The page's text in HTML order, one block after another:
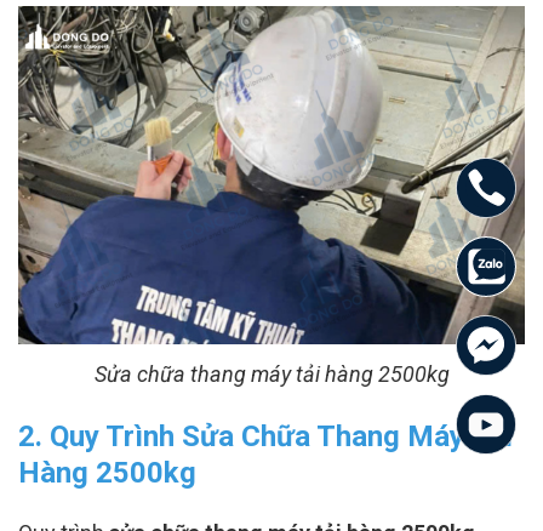
Sửa chữa thang máy tải hàng 2500kg
2. Quy Trình Sửa Chữa Thang Máy Tải
Hàng 2500kg